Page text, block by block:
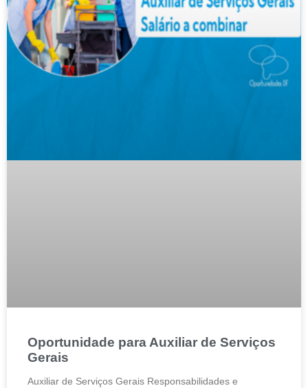
Oportunidade para Auxiliar de Serviços
Gerais
Auxiliar de Serviços Gerais Responsabilidades e